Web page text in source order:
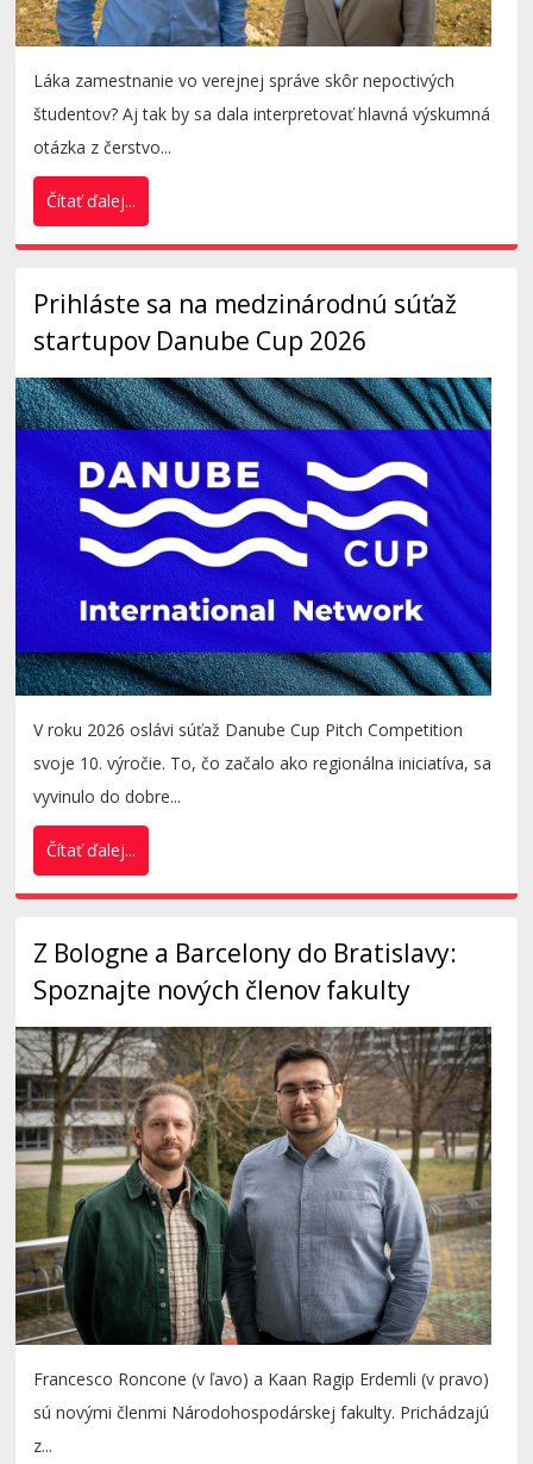
Láka zamestnanie vo verejnej správe skôr nepoctivých
študentov? Aj tak by sa dala interpretovať hlavná výskumná
otázka z čerstvo...
Čítať ďalej...
Prihláste sa na medzinárodnú súťaž
startupov Danube Cup 2026
V roku 2026 oslávi súťaž Danube Cup Pitch Competition
svoje 10. výročie. To, čo začalo ako regionálna iniciatíva, sa
vyvinulo do dobre...
Čítať ďalej...
Z Bologne a Barcelony do Bratislavy:
Spoznajte nových členov fakulty
Francesco Roncone (v ľavo) a Kaan Ragip Erdemli (v pravo)
sú novými členmi Národohospodárskej fakulty. Prichádzajú
z...